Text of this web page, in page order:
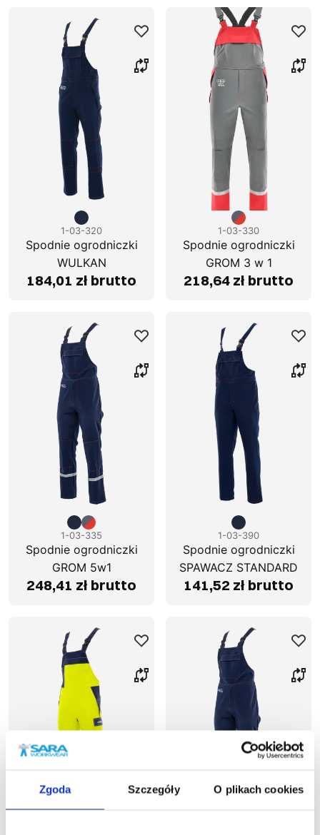
Zgoda Szczegóły O plikach cookies
1-03-320
Spodnie ogrodniczki
WULKAN
184,01 zł brutto
1-03-330
Spodnie ogrodniczki
GROM 3 w 1
218,64 zł brutto
1-03-335
Spodnie ogrodniczki
GROM 5w1
248,41 zł brutto
1-03-390
Spodnie ogrodniczki
SPAWACZ STANDARD
141,52 zł brutto